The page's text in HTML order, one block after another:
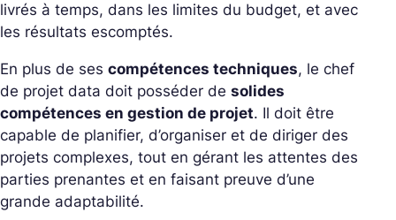
livrés à temps, dans les limites du budget, et avec
les résultats escomptés.
En plus de ses compétences techniques, le chef
de projet data doit posséder de solides
compétences en gestion de projet. Il doit être
capable de planifier, d’organiser et de diriger des
projets complexes, tout en gérant les attentes des
parties prenantes et en faisant preuve d’une
grande adaptabilité.